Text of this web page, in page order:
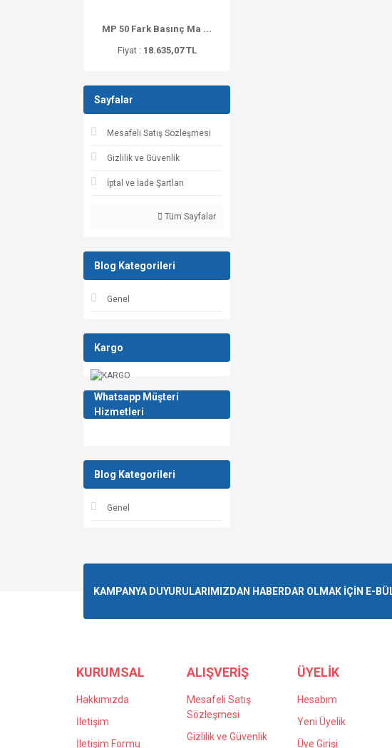
MP 50 Fark Basınç Ma ...
Fiyat : 18.635,07 TL
Sayfalar
Mesafeli Satış Sözleşmesi
Gizlilik ve Güvenlik
İptal ve İade Şartları
Tüm Sayfalar
Blog Kategorileri
Genel
Kargo
Whatsapp Müşteri
Hizmetleri
Blog Kategorileri
Genel
KAMPANYA DUYURULARIMIZDAN HABERDAR OLMAK İÇİN E-
KURUMSAL
Hakkımızda
İletişim
İletişim Formu
ALIŞVERİŞ
Mesafeli Satış
Sözleşmesi
Gizlilik ve Güvenlik
ÜYELİK
Hesabım
Yeni Üyelik
Üye Girişi